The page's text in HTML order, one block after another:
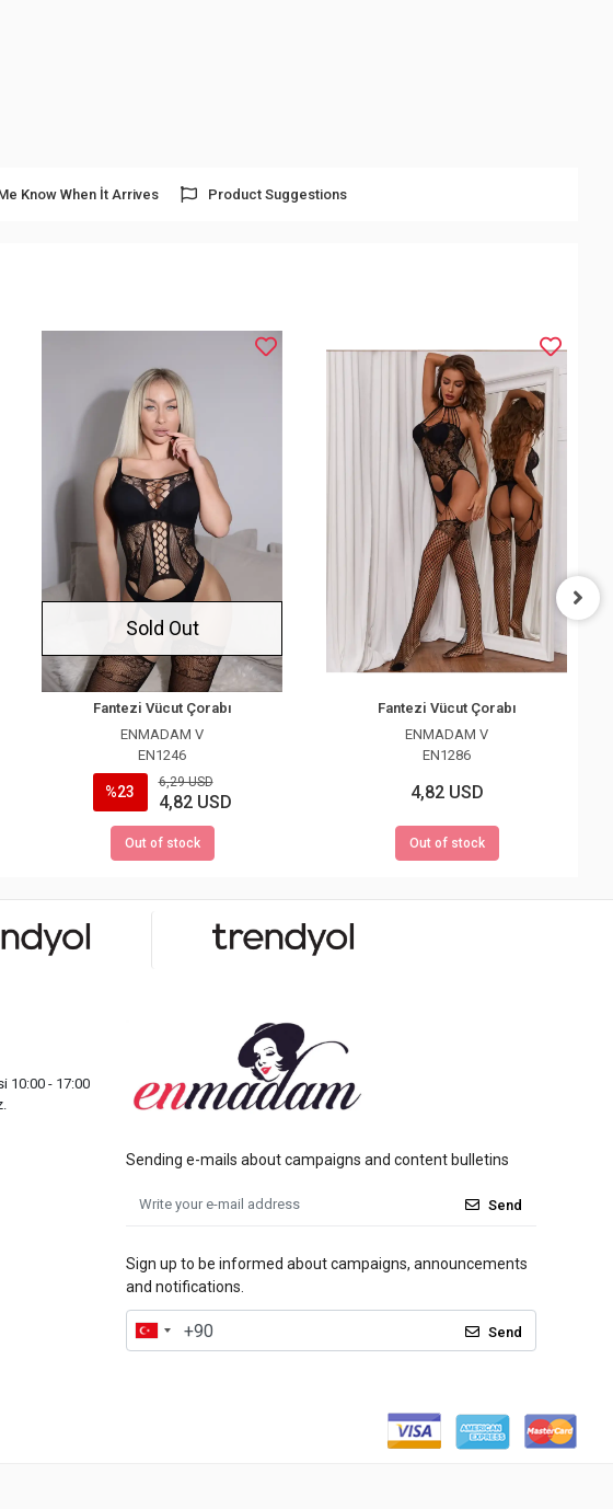
Know When İt Arrives Product Suggestions
Sold Out
Fantezi Vücut Çorabı
ENMADAM V
EN1246
%23
6,29 USD
4,82 USD
Out of stock
Fantezi Vücut Çorabı
ENMADAM V
EN1286
4,82 USD
Out of stock
10:00 - 17:00
Sending e-mails about campaigns and content bulletins
Send
Sign up to be informed about campaigns, announcements
and notifications.
Send